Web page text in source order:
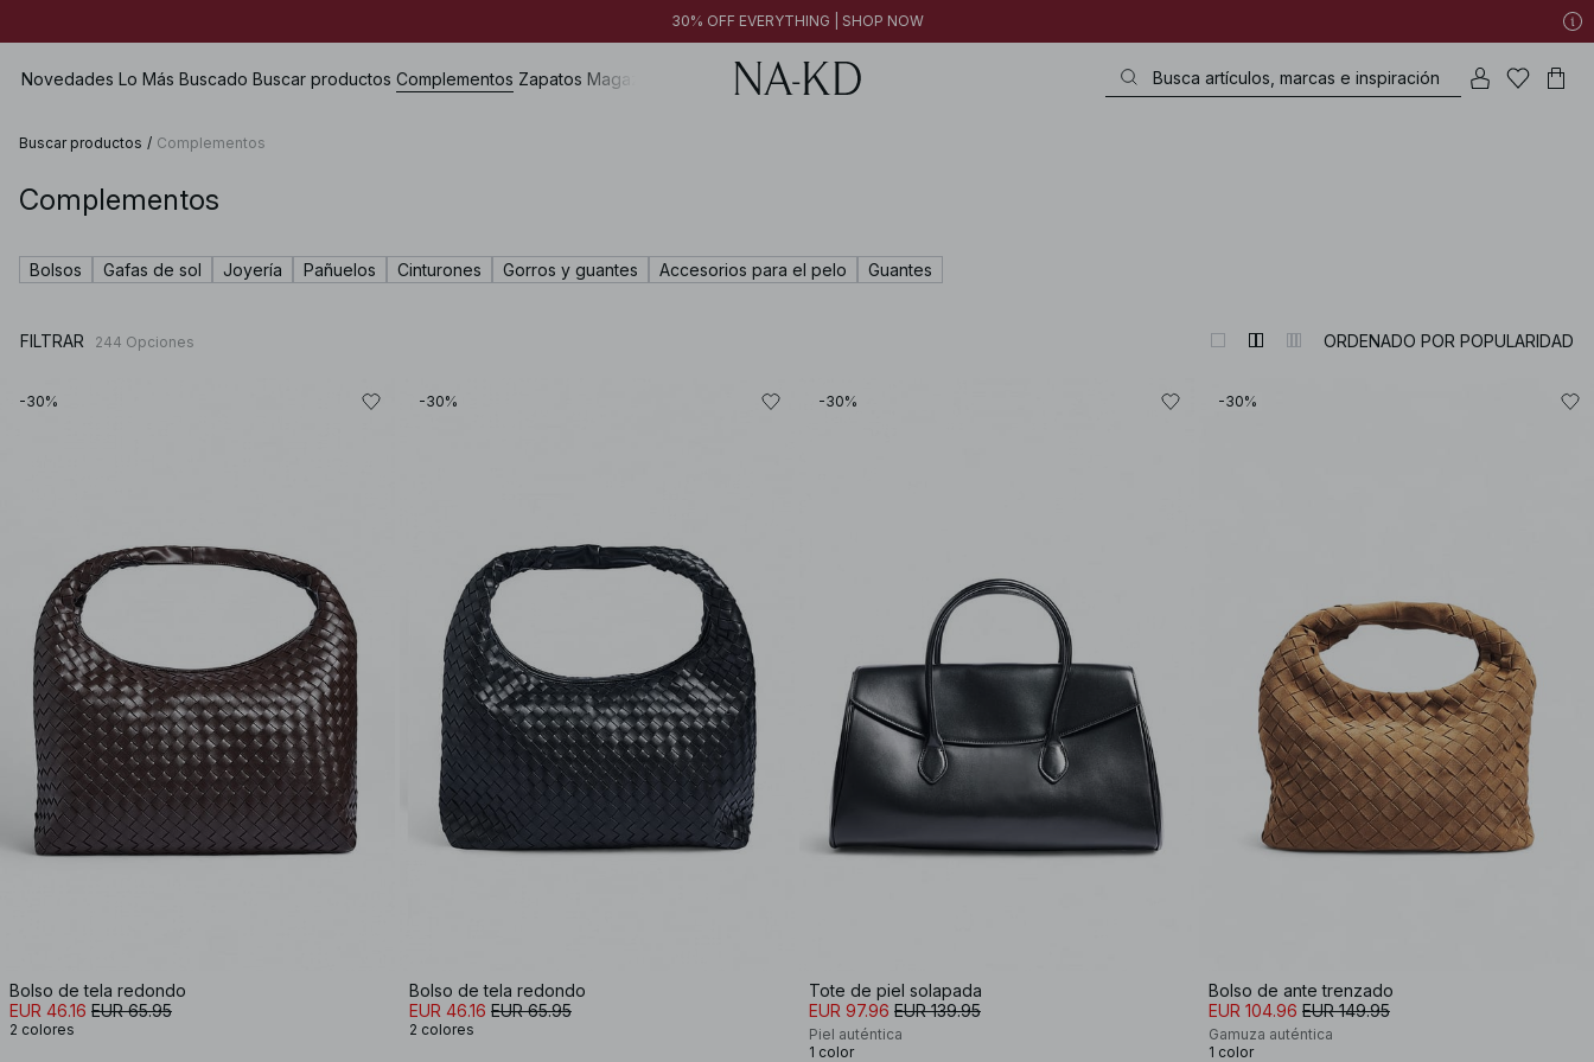
30% OFF EVERYTHING | SHOP NOW
Novedades Lo Más Buscado Buscar productos Complementos Zapatos Magazine
Ver todo
Tops
Camisas & Blusas
Lencería
Ver todo
Joyería
Cinturones
Ver todo
Heels
Botas
Buscar productos / Complementos
Complementos
Bolsos Gafas de sol Joyería Pañuelos Cinturones Gorros y guantes Accesorios para el pelo Guantes
FILTRAR 244 Opciones ORDENADO POR POPULARIDAD
-30%
Bolso de tela redondo
EUR 46.16 EUR 65.95
2 colores
-30%
Bolso de tela redondo
EUR 46.16 EUR 65.95
2 colores
-30%
Tote de piel solapada
EUR 97.96 EUR 139.95
Piel auténtica
1 color
-30%
Bolso de ante trenzado
EUR 104.96 EUR 149.95
Gamuza auténtica
1 color